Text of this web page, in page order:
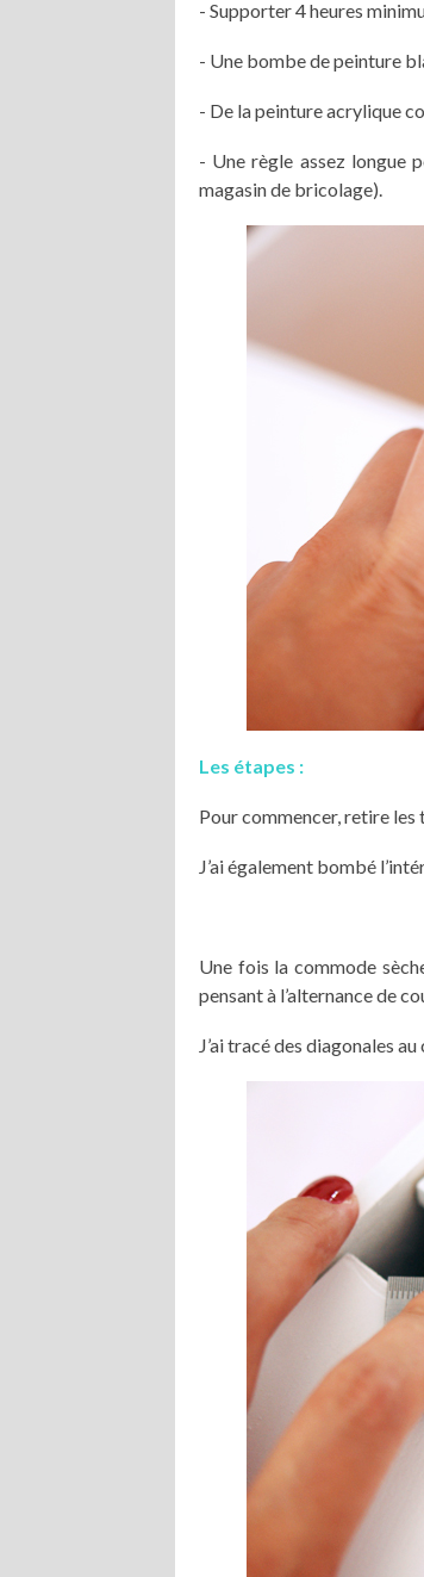
- Supporter 4 heures
- Une bombe de peinture
- De la peinture acrylique
- Une règle assez longue
magasin de bricolage).
Les étapes :
Pour commencer, retire
J’ai également bombé
Une fois la commode
pensant à l’alternance de
J’ai tracé des diagonales